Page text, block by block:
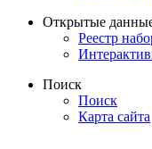
Открытые
Реестр
Поиск
Поиск
Карта сайта